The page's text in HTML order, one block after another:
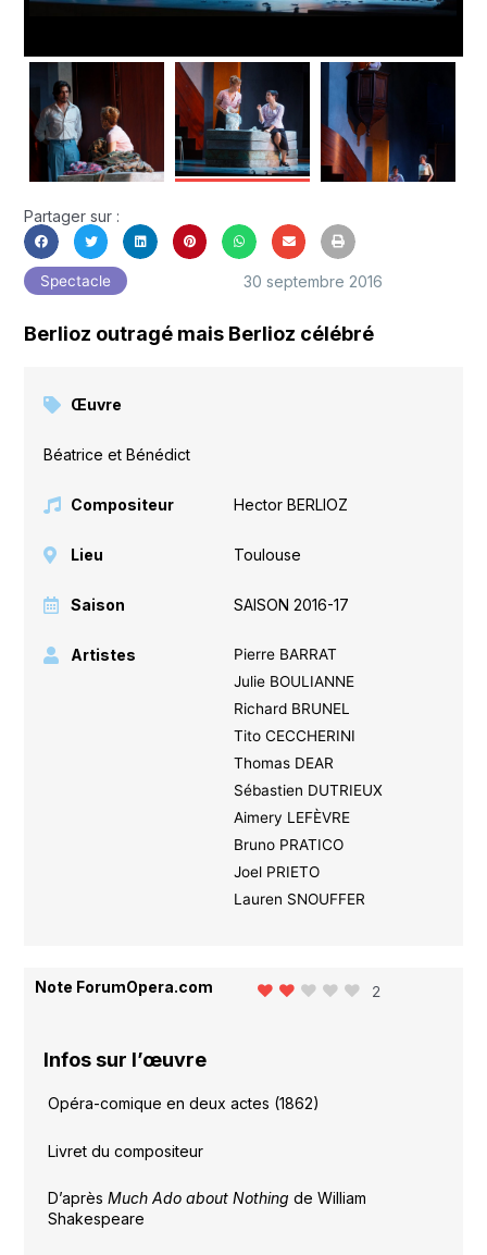
Partager sur :
Spectacle 30 septembre 2016
Berlioz outragé mais Berlioz célébré
Œuvre
Béatrice et Bénédict
Compositeur Hector BERLIOZ
Lieu Toulouse
Saison SAISON 2016-17
Artistes
Pierre BARRAT
Julie BOULIANNE
Richard BRUNEL
Tito CECCHERINI
Thomas DEAR
Sébastien DUTRIEUX
Aimery LEFÈVRE
Bruno PRATICO
Joel PRIETO
Lauren SNOUFFER
Note ForumOpera.com 2
Infos sur l’œuvre
Opéra-comique en deux actes (1862)
Livret du compositeur
D’après Much Ado about Nothing de William
Shakespeare